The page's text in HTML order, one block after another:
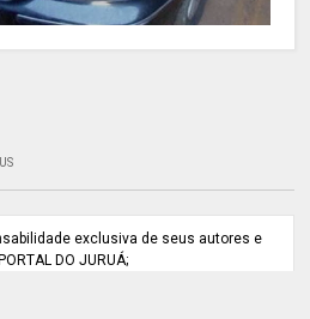
exclusiva de seus autores e
DO JURUÁ;